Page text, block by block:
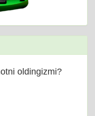
oldingizmi?